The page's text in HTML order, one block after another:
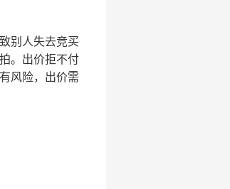
别人失去竞买
。出价拒不付
风险，出价需